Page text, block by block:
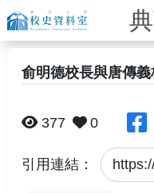
靜宜大
俞明德校長與唐傳
377 0
引用連結：